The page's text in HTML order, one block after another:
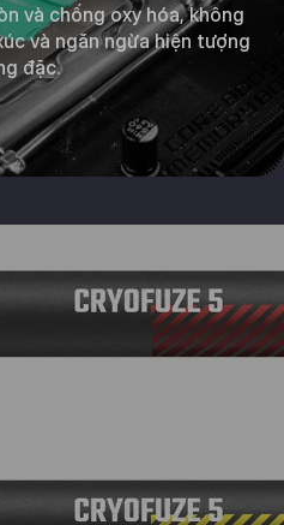
và chống oxy hóa, không
và ngăn ngừa hiện tượng
đặc.